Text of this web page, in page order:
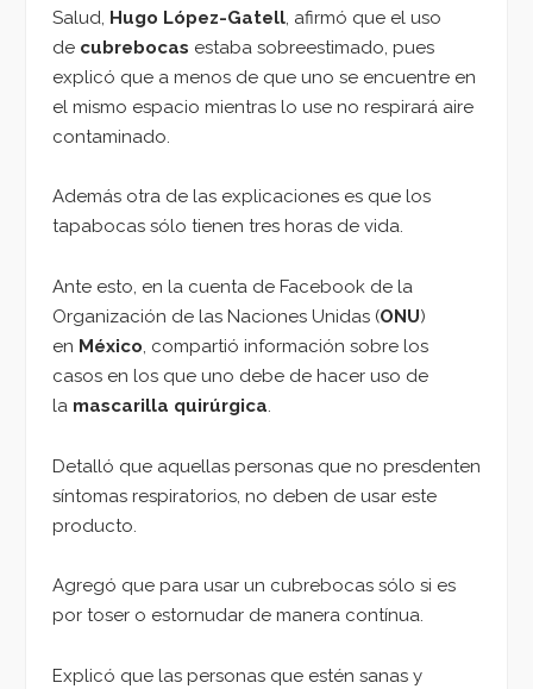
Salud, Hugo López-Gatell , afirmó que el uso
de cubrebocas estaba sobreestimado, pues
explicó que a menos de que uno se encuentre en
el mismo espacio mientras lo use no respirará aire
contaminado.
Además otra de las explicaciones es que los
tapabocas sólo tienen tres horas de vida.
Ante esto, en la cuenta de Facebook de la
Organización de las Naciones Unidas (ONU)
en México, compartió información sobre los
casos en los que uno debe de hacer uso de
la mascarilla quirúrgica.
Detalló que aquellas personas que no presdenten
síntomas respiratorios, no deben de usar este
producto.
Agregó que para usar un cubrebocas sólo si es
por toser o estornudar de manera contínua.
Explicó que las personas que estén sanas y